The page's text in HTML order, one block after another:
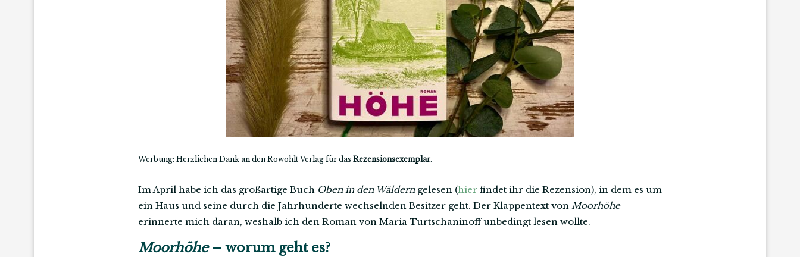
Werbung: Herzlichen Dank an den Rowohlt Verlag für das Rezensionsexemplar.
Im April habe ich das großartige Buch Oben in den Wälderngelesen (hier findet ihr die Rezension), in dem es um
ein Haus und seine durch die Jahrhunderte wechselnden Besitzer geht. Der Klappentext von Moorhöhe
erinnerte mich daran, weshalb ich den Roman von Maria Turtschaninoff unbedingt lesen wollte.
Moorhöhe– worum geht es?